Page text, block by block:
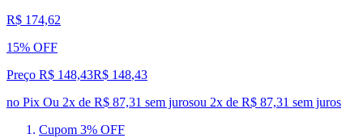
R$ 174,62
15% OFF
Preço R$ 148,43R$ 148,43
no Pix Ou 2x de R$ 87,31 sem jurosou 2x de R$ 87,31 sem juros
Cupom 3% OFF